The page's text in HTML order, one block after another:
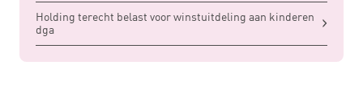
Holding terecht belast voor winstuitdeling aan kinderen
dga